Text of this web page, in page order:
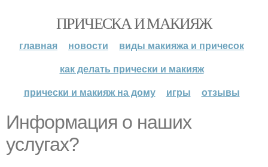
ПРИЧЕСКА И МАКИЯЖ
главная новости
виды макияжа и причесок
как делать прически и макияж
прически и макияж на дому
игры отзывы
Информация о наших
услугах?